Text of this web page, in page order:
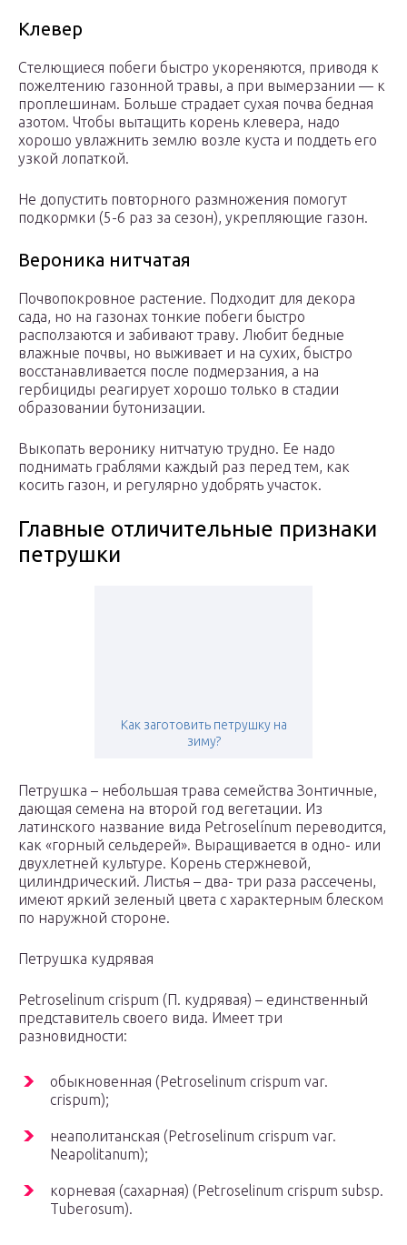
Клевер
Стелющиеся побеги быстро укореняются, приводя к
пожелтению газонной травы, а при вымерзании — к
проплешинам. Больше страдает сухая почва бедная
азотом. Чтобы вытащить корень клевера, надо
хорошо увлажнить землю возле куста и поддеть его
узкой лопаткой.
Не допустить повторного размножения помогут
подкормки (5-6 раз за сезон), укрепляющие газон.
Вероника нитчатая
Почвопокровное растение. Подходит для декора
сада, но на газонах тонкие побеги быстро
расползаются и забивают траву. Любит бедные
влажные почвы, но выживает и на сухих, быстро
восстанавливается после подмерзания, а на
гербициды реагирует хорошо только в стадии
образовании бутонизации.
Выкопать веронику нитчатую трудно. Ее надо
поднимать граблями каждый раз перед тем, как
косить газон, и регулярно удобрять участок.
Главные отличительные признаки
петрушки
Как заготовить петрушку на
зиму?
Петрушка – небольшая трава семейства Зонтичные,
дающая семена на второй год вегетации. Из
латинского название вида Petroselínum переводится,
как «горный сельдерей». Выращивается в одно- или
двухлетней культуре. Корень стержневой,
цилиндрический. Листья – два- три раза рассечены,
имеют яркий зеленый цвета с характерным блеском
по наружной стороне.
Петрушка кудрявая
Petroselinum crispum (П. кудрявая) – единственный
представитель своего вида. Имеет три
разновидности:
обыкновенная (Petroselinum crispum var.
crispum);
неаполитанская (Petroselinum crispum var.
Neapolitanum);
корневая (сахарная) (Petroselinum crispum subsp.
Tuberosum).